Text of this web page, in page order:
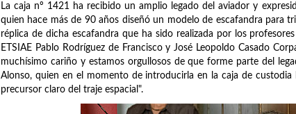
La caja nº 1421 ha recibido un amplio legado del aviador y
quien hace más de 90 años diseñó un modelo de escafandra para
réplica de dicha escafandra que ha sido realizada por los
ETSIAE Pablo Rodríguez de Francisco y José Leopoldo Casado
muchísimo cariño y estamos orgullosos de que forme parte del
Alonso, quien en el momento de introducirla en la caja de
precursor claro del traje espacial".